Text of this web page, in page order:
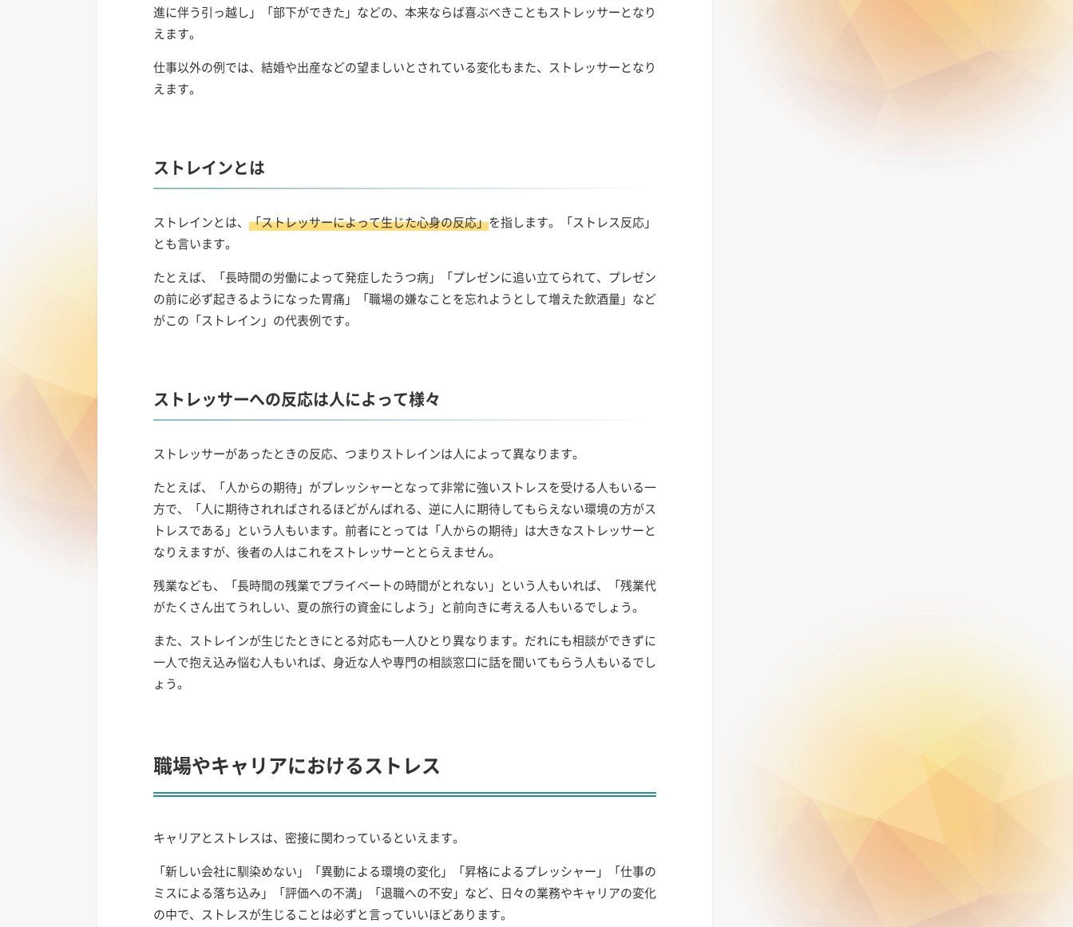
進に伴う引っ越し」「部下ができた」などの、本来ならば喜ぶべきこともストレッサーとなり
えます。
仕事以外の例では、結婚や出産などの望ましいとされている変化もまた、ストレッサーとなり
えます。
ストレインとは
ストレインとは、 「ストレッサーによって生じた心身の反応」を指します。「ストレス反応」
とも言います。
たとえば、「長時間の労働によって発症したうつ病」「プレゼンに追い立てられて、プレゼン
の前に必ず起きるようになった胃痛」「職場の嫌なことを忘れようとして増えた飲酒量」など
がこの「ストレイン」の代表例です。
ストレッサーへの反応は人によって様々
ストレッサーがあったときの反応、つまりストレインは人によって異なります。
たとえば、「人からの期待」がプレッシャーとなって非常に強いストレスを受ける人もいる一
方で、「人に期待されればされるほどがんばれる、逆に人に期待してもらえない環境の方がス
トレスである」という人もいます。前者にとっては「人からの期待」は大きなストレッサーと
なりえますが、後者の人はこれをストレッサーととらえません。
残業なども、「長時間の残業でプライベートの時間がとれない」という人もいれば、「残業代
がたくさん出てうれしい、夏の旅行の資金にしよう」と前向きに考える人もいるでしょう。
また、ストレインが生じたときにとる対応も一人ひとり異なります。だれにも相談ができずに
一人で抱え込み悩む人もいれば、身近な人や専門の相談窓口に話を聞いてもらう人もいるでし
ょう。
職場やキャリアにおけるストレス
キャリアとストレスは、密接に関わっているといえます。
「新しい会社に馴染めない」「異動による環境の変化」「昇格によるプレッシャー」「仕事の
ミスによる落ち込み」「評価への不満」「退職への不安」など、日々の業務やキャリアの変化
の中で、ストレスが生じることは必ずと言っていいほどあります。